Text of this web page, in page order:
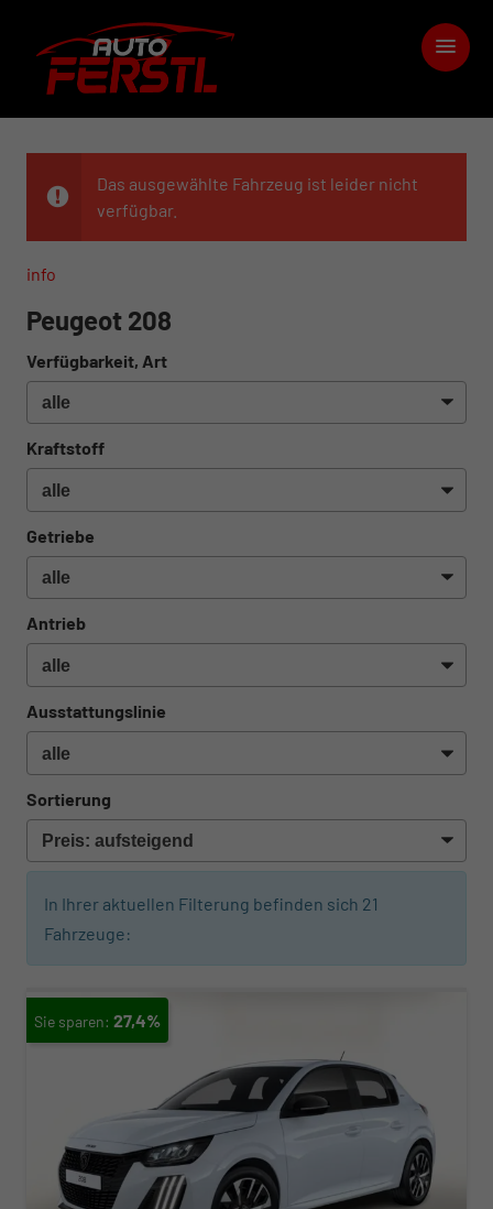
Das ausgewählte Fahrzeug ist leider nicht
verfügbar.
info
Peugeot 208
Verfügbarkeit, Art
Kraftstoff
Getriebe
Antrieb
Ausstattungslinie
Sortierung
In Ihrer aktuellen Filterung befinden sich 21
Fahrzeuge:
27,4%